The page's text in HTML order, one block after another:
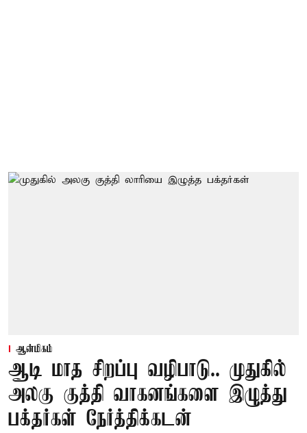
ஆன்மிகம்
ஆடி மாத சிறப்பு வழிபாடு.. முதுகில்
அலகு குத்தி வாகனங்களை இழுத்து
பக்தர்கள் நேர்த்திக்கடன்